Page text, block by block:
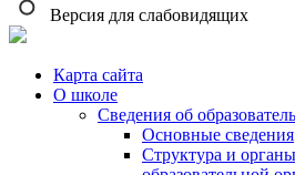
Версия для слабовидящих
Карта сайта
О школе
Сведения об
Основные сведения
Структура и